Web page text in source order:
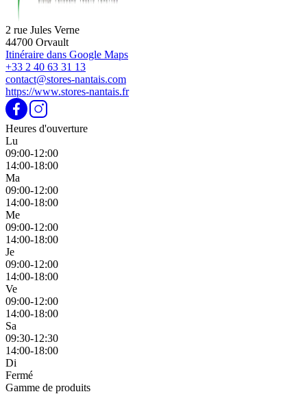
2 rue Jules Verne
44700 Orvault
Itinéraire dans Google Maps
+33 2 40 63 31 13
contact@stores-nantais.com
https://www.stores-nantais.fr
Heures d'ouverture
Lu
09:00-12:00
14:00-18:00
Ma
09:00-12:00
14:00-18:00
Me
09:00-12:00
14:00-18:00
Je
09:00-12:00
14:00-18:00
Ve
09:00-12:00
14:00-18:00
Sa
09:30-12:30
14:00-18:00
Di
Fermé
Gamme de produits